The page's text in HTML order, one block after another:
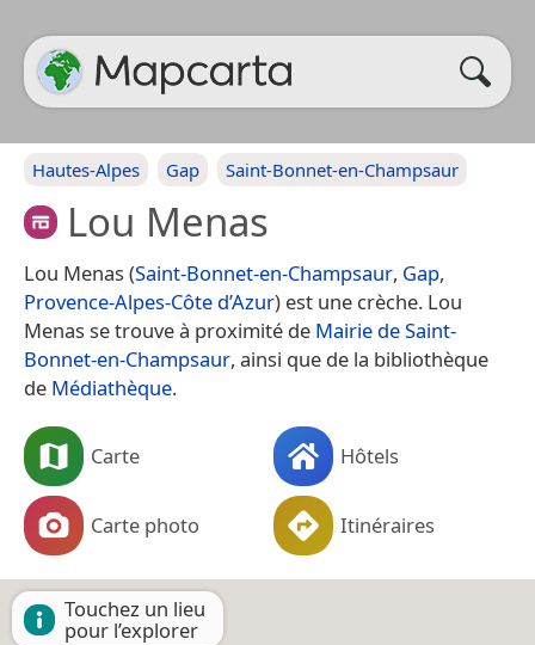
Hautes-Alpes Gap Saint-Bonnet-en-Champsaur
Lou Menas
Lou Menas (Saint-Bonnet-en-Champsaur, Gap,
Provence-Alpes-Côte d’Azur) est une crèche. Lou
Menas se trouve à proximité de Mairie de Saint-
Bonnet-en-Champsaur, ainsi que de la bibliothèque
de Médiathèque.
Carte Hôtels
Carte photo Itinéraires
Touchez un lieu
pour l’explorer